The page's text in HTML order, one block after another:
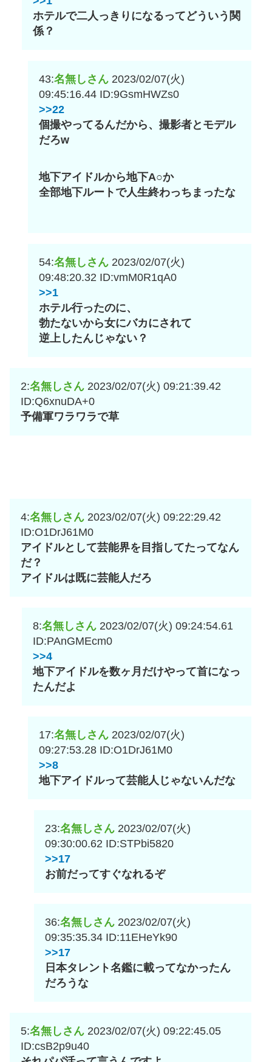
ホテルで二人っきりになるってどういう関
係？
43:名無しさん 2023/02/07(火)
09:45:16.44 ID:9GsmHWZs0
>>22
個撮やってるんだから、撮影者とモデル
だろw
地下アイドルから地下A○か
全部地下ルートで人生終わっちまったな
54:名無しさん 2023/02/07(火)
09:48:20.32 ID:vmM0R1qA0
>>1
ホテル行ったのに、
勃たないから女にバカにされて
逆上したんじゃない？
2:名無しさん 2023/02/07(火) 09:21:39.42
ID:Q6xnuDA+0
予備軍ワラワラで草
4:名無しさん 2023/02/07(火) 09:22:29.42
ID:O1DrJ61M0
アイドルとして芸能界を目指してたってなん
だ？
アイドルは既に芸能人だろ
8:名無しさん 2023/02/07(火) 09:24:54.61
ID:PAnGMEcm0
>>4
地下アイドルを数ヶ月だけやって首になっ
たんだよ
17:名無しさん 2023/02/07(火)
09:27:53.28 ID:O1DrJ61M0
>>8
地下アイドルって芸能人じゃないんだな
23:名無しさん 2023/02/07(火)
09:30:00.62 ID:STPbi5820
>>17
お前だってすぐなれるぞ
36:名無しさん 2023/02/07(火)
09:35:35.34 ID:11EHeYk90
>>17
日本タレント名鑑に載ってなかったん
だろうな
5:名無しさん 2023/02/07(火) 09:22:45.05
ID:csB2p9u40